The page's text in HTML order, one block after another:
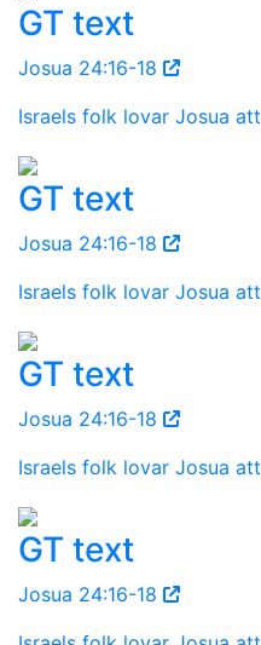
GT text
Josua 24:16-18
Israels folk lovar Josua
GT text
Josua 24:16-18
Israels folk lovar Josua
GT text
Josua 24:16-18
Israels folk lovar Josua
GT text
Josua 24:16-18